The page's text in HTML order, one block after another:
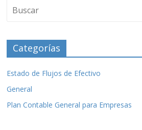
o
k
Categorías
Estado de Flujos de Efectivo
General
Plan Contable General para Empresas